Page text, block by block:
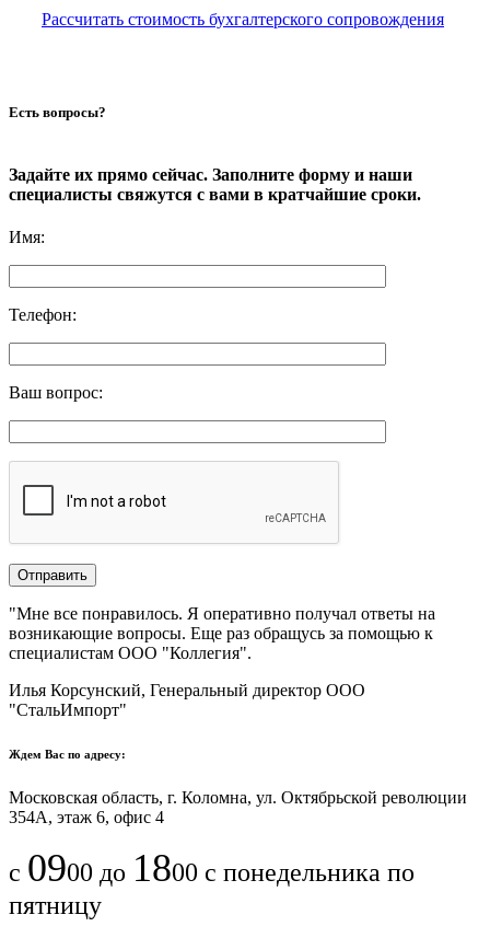
Рассчитать стоимость бухгалтерского сопровождения
Есть вопросы?
Задайте их прямо сейчас. Заполните форму и наши
специалисты свяжутся с вами в кратчайшие сроки.
Имя:
Телефон:
Ваш вопрос:
"Мне все понравилось.​ ​Я оперативно получал ответы на
возникающие вопросы. Еще раз обращусь за помощью к
специалистам ООО "Коллегия".​
Илья Корсунский, Генеральный директор ООО
"СтальИмпорт"
Ждем Вас по адресу:
Московская область, г. Коломна, ул. Октябрьской революции
354А, этаж 6, офис 4
с 0900 до 1800 с понедельника по
пятницу